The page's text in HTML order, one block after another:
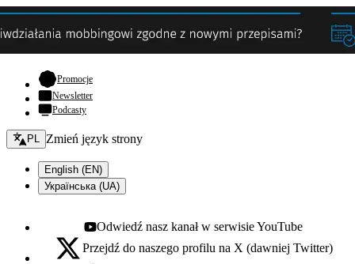
Promocje- otwiera się w nowej karcie
Newsletter
Podcasty
Zmień język - bieżący:
PL Zmień język strony
English (EN)
Українська (UA)
Youtube - otwiera się w nowej karcie
Odwiedź nasz kanał w serwisie YouTube
X - otwiera się w nowej karcie
Przejdź do naszego profilu na X (dawniej Twitter)